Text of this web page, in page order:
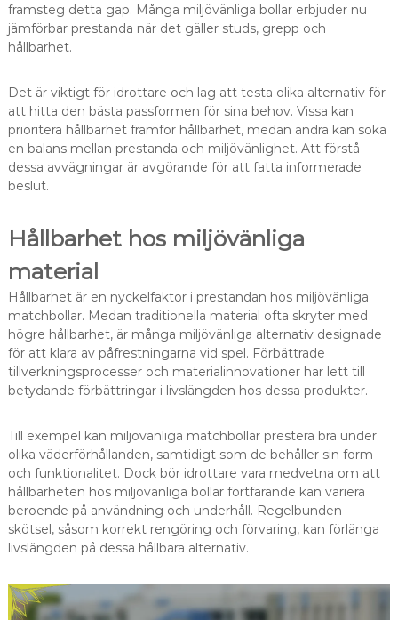
framsteg detta gap. Många miljövänliga bollar erbjuder nu
jämförbar prestanda när det gäller studs, grepp och
hållbarhet.
Det är viktigt för idrottare och lag att testa olika alternativ för
att hitta den bästa passformen för sina behov. Vissa kan
prioritera hållbarhet framför hållbarhet, medan andra kan söka
en balans mellan prestanda och miljövänlighet. Att förstå
dessa avvägningar är avgörande för att fatta informerade
beslut.
Hållbarhet hos miljövänliga
material
Hållbarhet är en nyckelfaktor i prestandan hos miljövänliga
matchbollar. Medan traditionella material ofta skryter med
högre hållbarhet, är många miljövänliga alternativ designade
för att klara av påfrestningarna vid spel. Förbättrade
tillverkningsprocesser och materialinnovationer har lett till
betydande förbättringar i livslängden hos dessa produkter.
Till exempel kan miljövänliga matchbollar prestera bra under
olika väderförhållanden, samtidigt som de behåller sin form
och funktionalitet. Dock bör idrottare vara medvetna om att
hållbarheten hos miljövänliga bollar fortfarande kan variera
beroende på användning och underhåll. Regelbunden
skötsel, såsom korrekt rengöring och förvaring, kan förlänga
livslängden på dessa hållbara alternativ.